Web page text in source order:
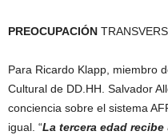
PREOCUPACIÓN
Para Ricardo Klapp, miembro
Cultural de DD.HH. Salvador
conciencia sobre el sistema
igual. “La tercera edad